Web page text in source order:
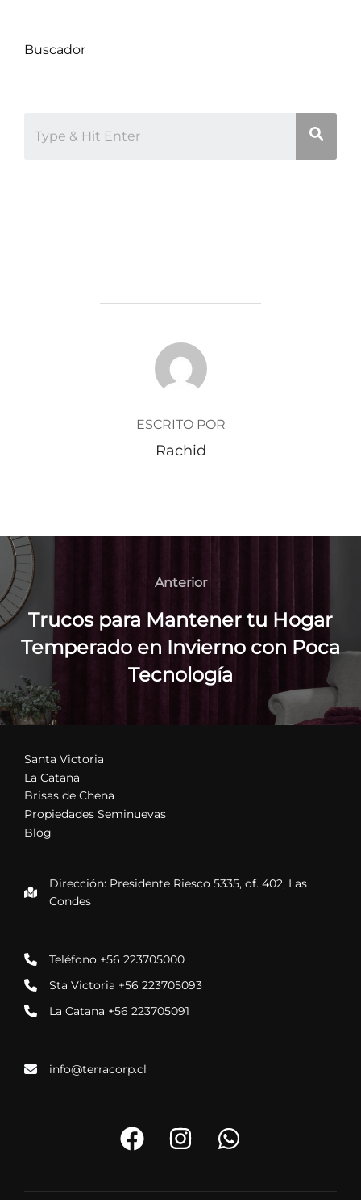
Buscador
AUTOR DE LA ENTRADA
ESCRITO POR
Rachid
Navegación
de
entradas
Anterior
Anterior
Trucos para Mantener tu Hogar
Temperado en Invierno con Poca
Tecnología
Santa Victoria
La Catana
Brisas de Chena
Propiedades Seminuevas
Blog
Dirección: Presidente Riesco 5335, of. 402, Las
Condes
Teléfono +56 223705000
Sta Victoria +56 223705093
La Catana +56 223705091
info@terracorp.cl